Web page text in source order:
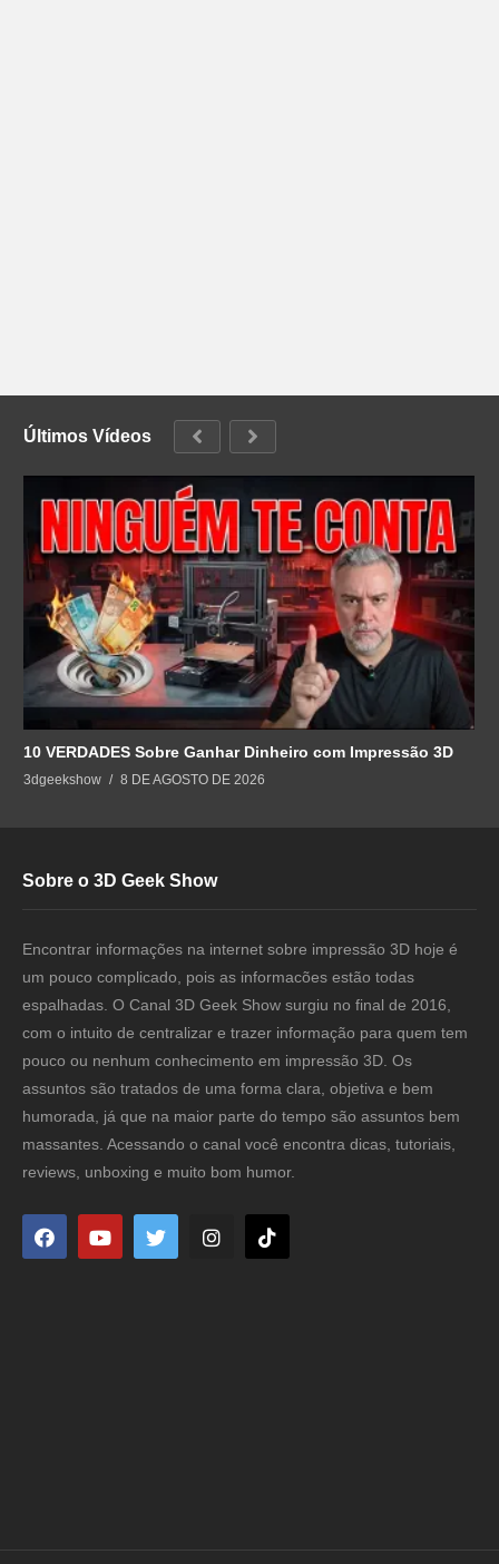
Últimos Vídeos
10 VERDADES Sobre Ganhar Dinheiro com Impressão 3D
3dgeekshow 8 DE AGOSTO DE 2026
Sobre o 3D Geek Show
Encontrar informações na internet sobre impressão 3D hoje é
um pouco complicado, pois as informacões estão todas
espalhadas. O Canal 3D Geek Show surgiu no final de 2016,
com o intuito de centralizar e trazer informação para quem tem
pouco ou nenhum conhecimento em impressão 3D. Os
assuntos são tratados de uma forma clara, objetiva e bem
humorada, já que na maior parte do tempo são assuntos bem
massantes. Acessando o canal você encontra dicas, tutoriais,
reviews, unboxing e muito bom humor.